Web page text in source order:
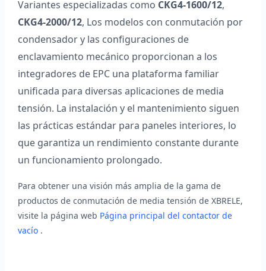
Variantes especializadas como CKG4-1600/12,
CKG4-2000/12, Los modelos con conmutación por
condensador y las configuraciones de
enclavamiento mecánico proporcionan a los
integradores de EPC una plataforma familiar
unificada para diversas aplicaciones de media
tensión. La instalación y el mantenimiento siguen
las prácticas estándar para paneles interiores, lo
que garantiza un rendimiento constante durante
un funcionamiento prolongado.
Para obtener una visión más amplia de la gama de
productos de conmutación de media tensión de XBRELE,
visite la página web Página principal del contactor de
vacío .